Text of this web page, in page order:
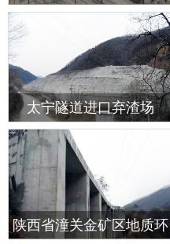
院新建门诊综合楼工程基
坑支护第三方监测与检测
太宁隧道进口弃渣场
陕西省潼关金矿区地质环